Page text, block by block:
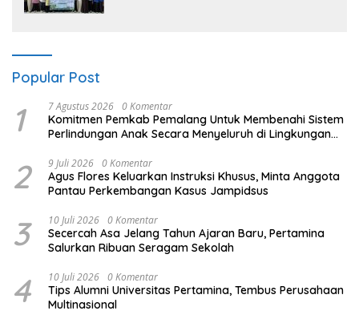
Popular Post
1 7 Agustus 2026 0 Komentar
Komitmen Pemkab Pemalang Untuk Membenahi Sistem
Perlindungan Anak Secara Menyeluruh di Lingkungan
2 9 Juli 2026 0 Komentar
Agus Flores Keluarkan Instruksi Khusus, Minta Anggota
Pantau Perkembangan Kasus Jampidsus
3 10 Juli 2026 0 Komentar
Secercah Asa Jelang Tahun Ajaran Baru, Pertamina
Salurkan Ribuan Seragam Sekolah
4 10 Juli 2026 0 Komentar
Tips Alumni Universitas Pertamina, Tembus Perusahaan
Multinasional